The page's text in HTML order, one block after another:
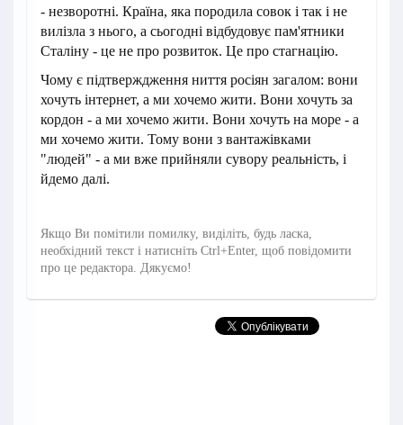
- незворотні. Країна, яка породила совок і так і не
вилізла з нього, а сьогодні відбудовує пам'ятники
Сталіну - це не про розвиток. Це про стагнацію.
Чому є підтверждження ниття росіян загалом: вони
хочуть інтернет, а ми хочемо жити. Вони хочуть за
кордон - а ми хочемо жити. Вони хочуть на море - а
ми хочемо жити. Тому вони з вантажівками
"людей" - а ми вже прийняли сувору реальність, і
йдемо далі.
Якщо Ви помітили помилку, виділіть, будь ласка,
необхідний текст і натисніть Ctrl+Enter, щоб повідомити
про це редактора. Дякуємо!